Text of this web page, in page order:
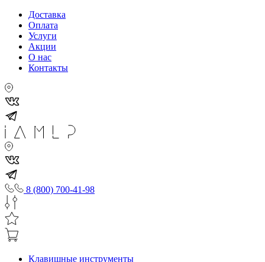
Доставка
Оплата
Услуги
Акции
О нас
Контакты
8 (800) 700-41-98
Клавишные инструменты